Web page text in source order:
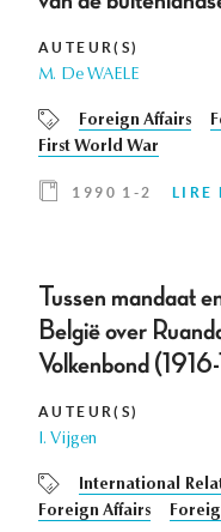
AUTEUR(S)
M. De WAELE
Foreign Affairs
First World War
1990 1-2 LIRE
Tussen mandaat
België over
Volkenbond
AUTEUR(S)
I. Vijgen
International
Foreign Affairs